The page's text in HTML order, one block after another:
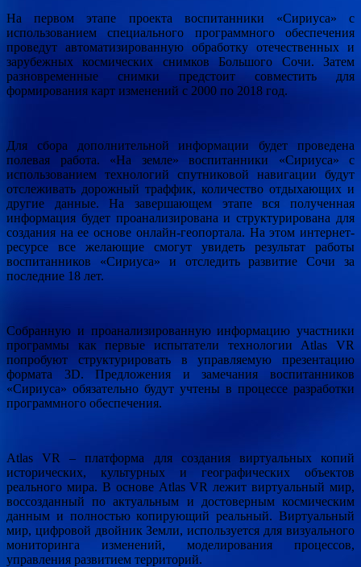
На первом этапе проекта воспитанники «Сириуса» с
использованием специального программного обеспечения
проведут автоматизированную обработку отечественных и
зарубежных космических снимков Большого Сочи. Затем
разновременные снимки предстоит совместить для
формирования карт изменений с 2000 по 2018 год.
Для сбора дополнительной информации будет проведена
полевая работа. «На земле» воспитанники «Сириуса» с
использованием технологий спутниковой навигации будут
отслеживать дорожный траффик, количество отдыхающих и
другие данные. На завершающем этапе вся полученная
информация будет проанализирована и структурирована для
создания на ее основе онлайн-геопортала. На этом интернет-
ресурсе все желающие смогут увидеть результат работы
воспитанников «Сириуса» и отследить развитие Сочи за
последние 18 лет.
Собранную и проанализированную информацию участники
программы как первые испытатели технологии Atlas VR
попробуют структурировать в управляемую презентацию
формата 3D. Предложения и замечания воспитанников
«Сириуса» обязательно будут учтены в процессе разработки
программного обеспечения.
Atlas VR – платформа для создания виртуальных копий
исторических, культурных и географических объектов
реального мира. В основе Atlas VR лежит виртуальный мир,
воссозданный по актуальным и достоверным космическим
данным и полностью копирующий реальный. Виртуальный
мир, цифровой двойник Земли, используется для визуального
мониторинга изменений, моделирования процессов,
управления развитием территорий.